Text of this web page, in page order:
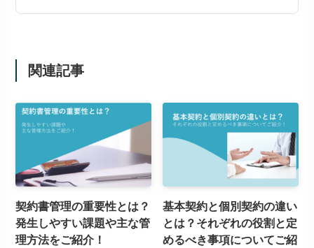
関連記事
契約書管理の重要性とは？
発生しやすい課題や主な管
理方法をご紹介！
基本契約と個別契約の違い
とは？それぞれの役割と定
めるべき事項についてご紹